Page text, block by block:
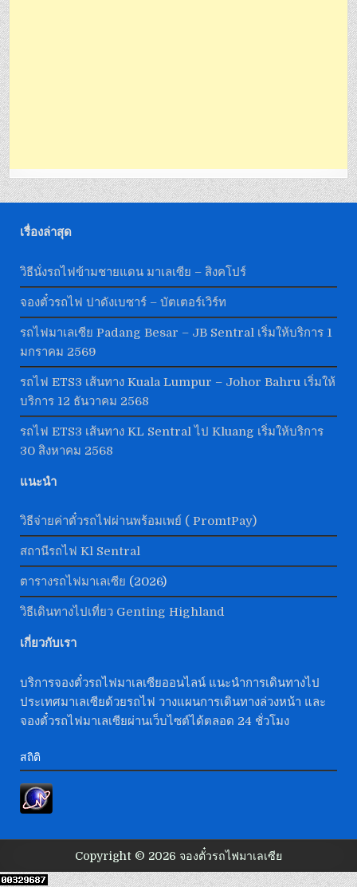
เรื่องล่าสุด
วิธีนั่งรถไฟข้ามชายแดน มาเลเซีย – สิงคโปร์
จองตั๋วรถไฟ ปาดังเบซาร์ – บัตเตอร์เวิร์ท
รถไฟมาเลเซีย Padang Besar – JB Sentral เริ่มให้บริการ 1
มกราคม 2569
รถไฟ ETS3 เส้นทาง Kuala Lumpur – Johor Bahru เริ่มให้
บริการ 12 ธันวาคม 2568
รถไฟ ETS3 เส้นทาง KL Sentral ไป Kluang เริ่มให้บริการ
30 สิงหาคม 2568
แนะนำ
วิธีจ่ายค่าตั๋วรถไฟผ่านพร้อมเพย์ ( PromtPay)
สถานีรถไฟ Kl Sentral
ตารางรถไฟมาเลเซีย (2026)
วิธีเดินทางไปเที่ยว Genting Highland
เกี่ยวกับเรา
บริการจองตั๋วรถไฟมาเลเซียออนไลน์ แนะนำการเดินทางไป
ประเทศมาเลเซียด้วยรถไฟ วางแผนการเดินทางล่วงหน้า และ
จองตั๋วรถไฟมาเลเซียผ่านเว็บไซต์ได้ตลอด 24 ชั่วโมง
สถิติ
Copyright © 2026 จองตั๋วรถไฟมาเลเซีย